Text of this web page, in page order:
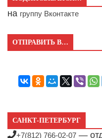
на группу Вконтакте
ОТПРАВИТЬ В…
САНКТ-ПЕТЕРБУРГ
+7(812) 766-02-07 —